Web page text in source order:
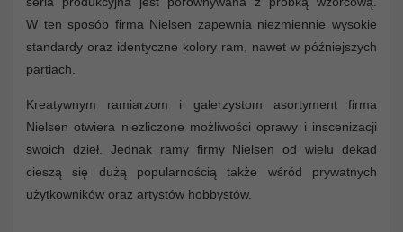
W ten sposób firma Nielsen zapewnia niezmiennie wysokie
standardy oraz identyczne kolory ram, nawet w późniejszych
partiach.
Kreatywnym ramiarzom i galerzystom asortyment firma
Nielsen otwiera niezliczone możliwości oprawy i inscenizacji
swoich dzieł. Jednak ramy firmy Nielsen od wielu dekad
cieszą się dużą popularnością także wśród prywatnych
użytkowników oraz artystów hobbystów.